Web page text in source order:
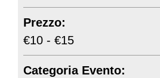
Prezzo:
€10 - €15
Categoria Evento: